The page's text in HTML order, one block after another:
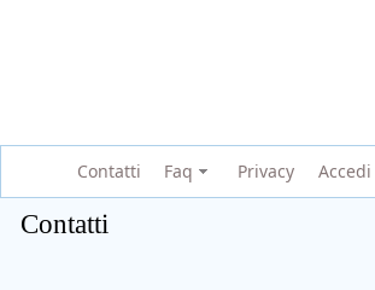
Contatti Faq Privacy Accedi
Contatti